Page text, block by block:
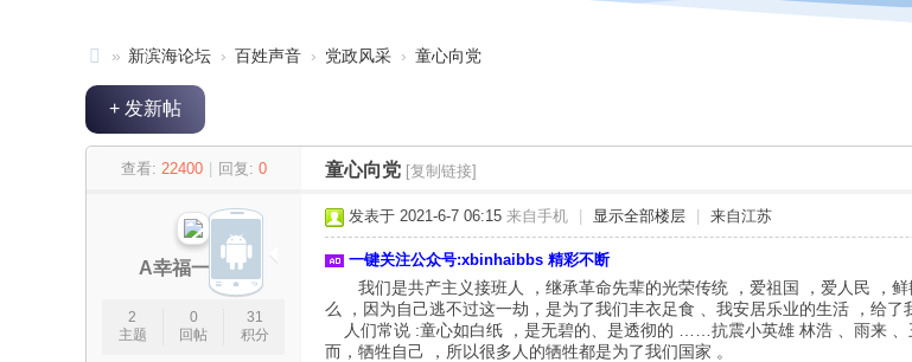
新
滨
» 新滨海论坛 › 百姓声音 › 党政风采 › 童心向党
+ 发新帖
查看: 22400 回复: 0 童心向党 [复制链接]
A幸福一家人
2
主题
0
回帖
31
积分
发表于 2021-6-7 06:15 来自手机 显示全部楼层 来自江苏
一键关注公众号:xbinhaibbs 精彩不断
我们是共产主义接班人 ，继承革命先辈的光荣传统 ，爱祖国 ，爱人民 ，
么 ，因为自己逃不过这一劫，是为了我们丰衣足食 、我安居乐业的生活 ，给了
人们常说 :童心如白纸 ，是无碧的、是透彻的 ……抗震小英雄 林浩 、雨来
而，牺牲自己 ，所以很多人的牺牲都是为了我们国家 。